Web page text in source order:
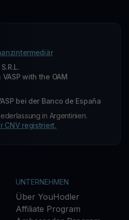
with the OAM
bei der Banco de España
in Argentinien.
CNV registriert.
UNTERNEHMEN
Über YouHodler
Affiliate Program